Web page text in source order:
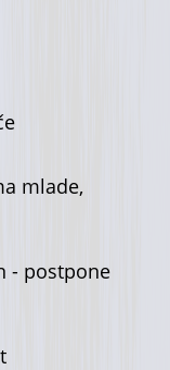
mlade,
- postpone